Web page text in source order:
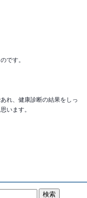
です。
れ、健康診断の結果をしっ
います。